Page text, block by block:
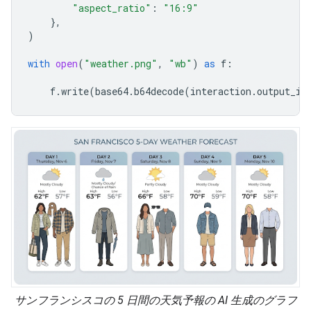
"aspect_ratio" :
"16:9"
},
)
with open( "weather.png" , "wb" ) as f :
f.write(base64.b64decode(interaction .
サンフランシスコの 5 日間の天気予報の AI 生成のグラフ